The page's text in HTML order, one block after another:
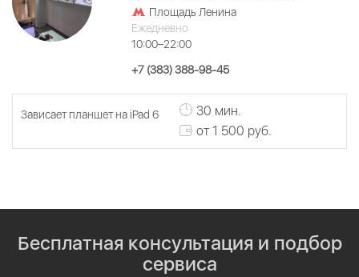
Площадь Ленина
Ежедневно
10:00–22:00
+7 (383) 388-98-45
Зависает планшет на iPad 6
30 мин.
от 1 500 руб.
Бесплатная консультация и подбор
сервиса